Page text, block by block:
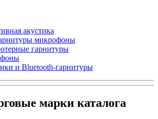
акустика
микрофоны
гарнитуры
и Bluetooth-гарнитуры
марки каталога